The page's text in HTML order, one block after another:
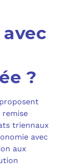
?
remise
triennaux
avec
aux